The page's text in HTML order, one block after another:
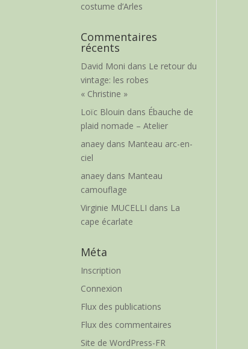
costume d’Arles
Commentaires
récents
David Moni dans Le retour du
vintage: les robes
« Christine »
Loïc Blouin dans Ébauche de
plaid nomade – Atelier
anaey dans Manteau arc-en-
ciel
anaey dans Manteau
camouflage
Virginie MUCELLI dans La
cape écarlate
Méta
Inscription
Connexion
Flux des publications
Flux des commentaires
Site de WordPress-FR